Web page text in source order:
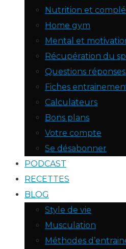
Nutrition et
Home gym
Mental et
Récupération du
Questions
Fiches
Calculateurs
Bons plans
Votre compte
Se désabonner
PODCAST
RECETTES
BLOG
Style de vie
Musculation
Méthodes